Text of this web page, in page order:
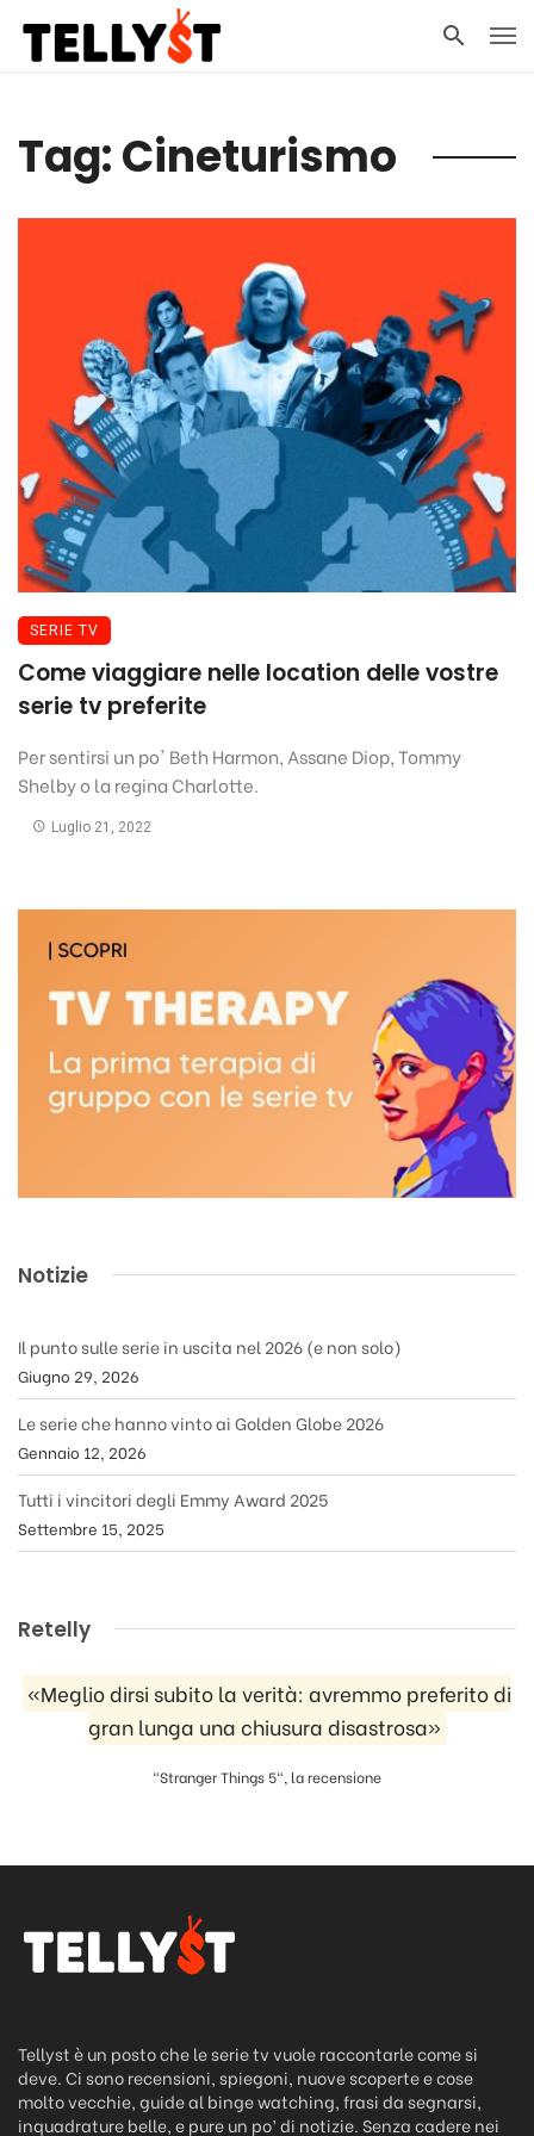
Tag: Cineturismo
SERIE TV
Come viaggiare nelle location delle vostre
serie tv preferite
Per sentirsi un po' Beth Harmon, Assane Diop, Tommy
Shelby o la regina Charlotte.
Luglio 21, 2022
Notizie
Il punto sulle serie in uscita nel 2026 (e non solo)
Giugno 29, 2026
Le serie che hanno vinto ai Golden Globe 2026
Gennaio 12, 2026
Tutti i vincitori degli Emmy Award 2025
Settembre 15, 2025
Retelly
«Meglio dirsi subito la verità: avremmo preferito di
gran lunga una chiusura disastrosa»
"Stranger Things 5", la recensione
Tellyst è un posto che le serie tv vuole raccontarle come si
deve. Ci sono recensioni, spiegoni, nuove scoperte e cose
molto vecchie, guide al binge watching, frasi da segnarsi,
inquadrature belle, e pure un po’ di notizie. Senza cadere nei